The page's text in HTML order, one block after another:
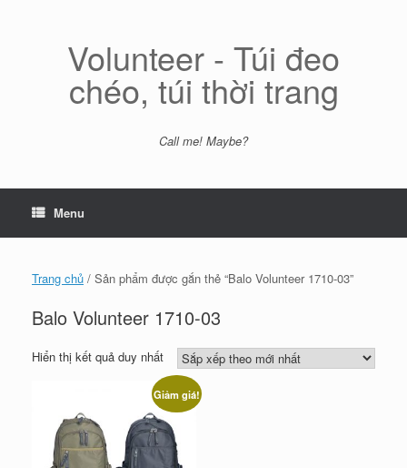
Volunteer - Túi đeo
chéo, túi thời trang
Call me! Maybe?
Menu
Trang chủ / Sản phẩm được gắn thẻ “Balo Volunteer 1710-03”
Balo Volunteer 1710-03
Hiển thị kết quả duy nhất
Giảm giá!